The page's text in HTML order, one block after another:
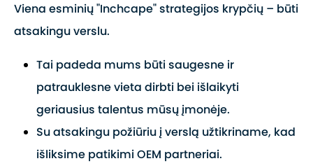
Viena esminių "Inchcape" strategijos krypčių – būti
atsakingu verslu.
Tai padeda mums būti saugesne ir
patrauklesne vieta dirbti bei išlaikyti
geriausius talentus mūsų įmonėje.
Su atsakingu požiūriu į verslą užtikriname, kad
išliksime patikimi OEM partneriai.